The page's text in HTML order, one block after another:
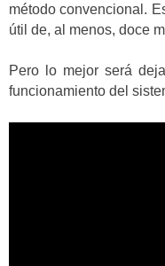
método convencional.
útil de, al menos, doce
Pero lo mejor será
funcionamiento del